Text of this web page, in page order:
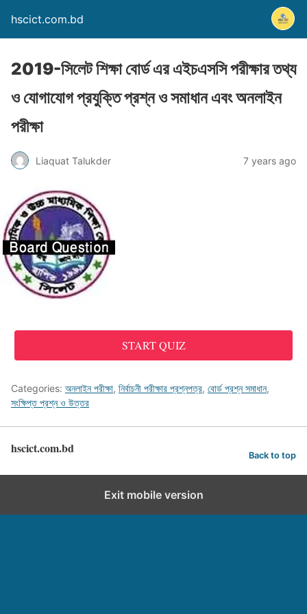
hscict.com.bd
2019-সিলেট শিক্ষা বোর্ড এর এইচএসসি পরীক্ষার তথ্য
ও যোগাযোগ প্রযুক্তি প্রশ্ন ও সমাধান এবং অনলাইন
পরীক্ষা
Liaquat Talukder 7 years ago
START QUIZ
Categories: অনলাইন পরীক্ষা, নির্বাচনী পরীক্ষার প্রশ্নপত্র, বোর্ড প্রশ্ন সমাধান,
সংক্ষিপ্ত প্রশ্ন ও উত্তর
hscict.com.bd Back to top
Exit mobile version